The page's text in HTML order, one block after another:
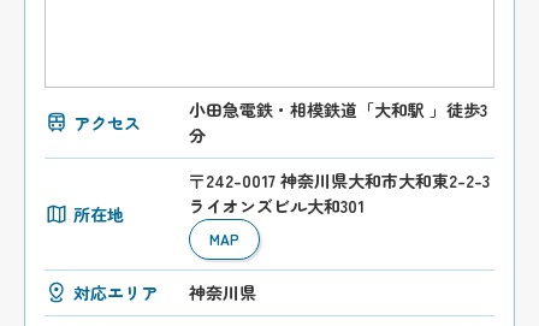
アクセス
小田急電鉄・相模鉄道「大和駅 」徒歩3
分
所在地
〒242-0017 神奈川県大和市大和東2-2-3
ライオンズビル大和301
MAP
対応エリア 神奈川県